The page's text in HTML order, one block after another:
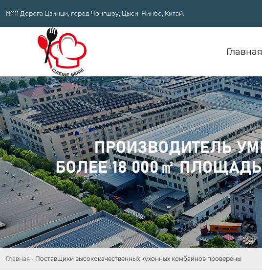
№111 Дорога Цзинци, город Чонгшоу, Цыси, Нинбо, Китай.
Главная
Главная - Поставщики высококачественных кухонных комбайнов проверены